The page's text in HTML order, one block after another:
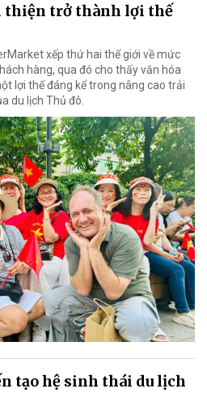
thiện trở thành lợi thế
xếp thứ hai thế giới về mức
hàng, qua đó cho thấy văn hóa
lợi thế đáng kể trong nâng cao trải
du lịch Thủ đô.
tạo hệ sinh thái du lịch